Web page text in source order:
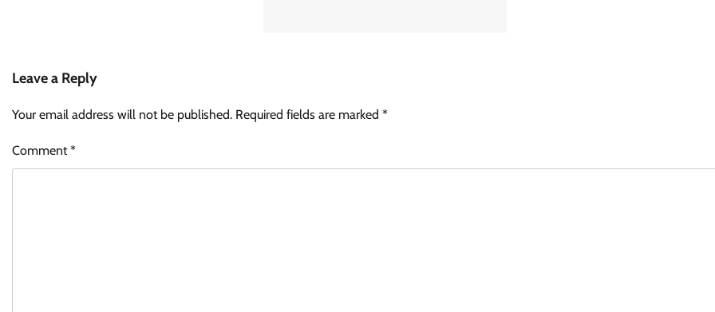
Leave a Reply
Your email address will not be published. Required fields are marked *
Comment*